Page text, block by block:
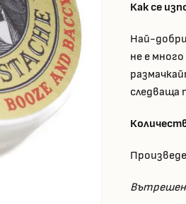
Как се
Най-
не е
следваща
Вътрешен